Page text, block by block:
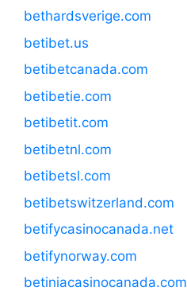
bethardsverige.com
betibet.us
betibetcanada.com
betibetie.com
betibetit.com
betibetnl.com
betibetsl.com
betibetswitzerland.com
betifycasinocanada.net
betifynorway.com
betiniacasinocanada.com